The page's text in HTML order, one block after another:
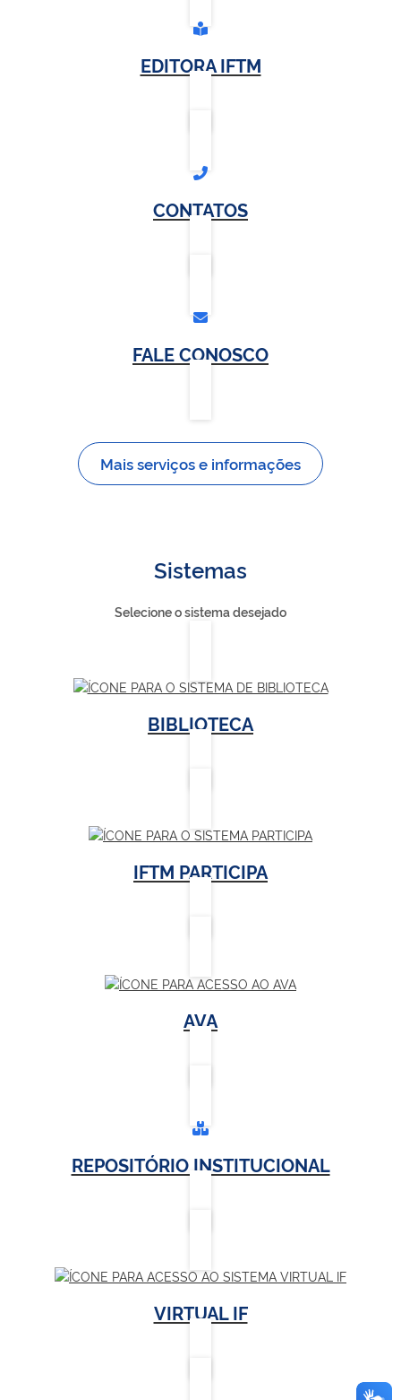
EDITORA IFTM
CONTATOS
FALE CONOSCO
Mais serviços e informações
Sistemas
Selecione o sistema desejado
BIBLIOTECA
IFTM PARTICIPA
AVA
REPOSITÓRIO INSTITUCIONAL
VIRTUAL IF